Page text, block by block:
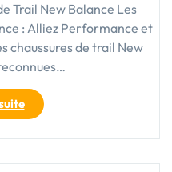
Trail New Balance Les
: Alliez Performance et
chaussures de trail New
"Découvrez
l’Excellence
des